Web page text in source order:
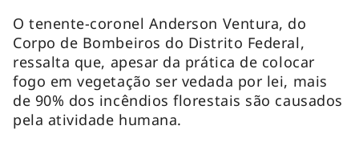
O tenente-coronel Anderson Ventura, do
Corpo de Bombeiros do Distrito Federal,
ressalta que, apesar da prática de colocar
fogo em vegetação ser vedada por lei, mais
de 90% dos incêndios florestais são causados
pela atividade humana.